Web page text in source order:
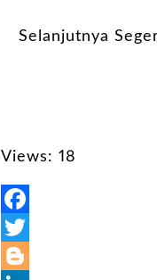
Selanjutnya
Views: 18
Facebook
Twitter